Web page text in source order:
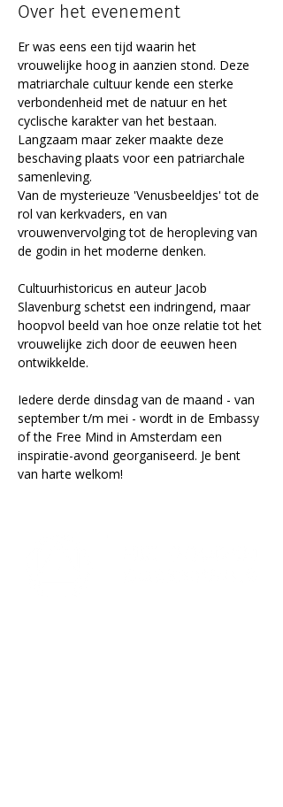
Over het evenement
Er was eens een tijd waarin het
vrouwelijke hoog in aanzien stond. Deze
matriarchale cultuur kende een sterke
verbondenheid met de natuur en het
cyclische karakter van het bestaan.
Langzaam maar zeker maakte deze
beschaving plaats voor een patriarchale
samenleving.
Van de mysterieuze 'Venusbeeldjes' tot de
rol van kerkvaders, en van
vrouwenvervolging tot de heropleving van
de godin in het moderne denken.
Cultuurhistoricus en auteur Jacob
Slavenburg schetst een indringend, maar
hoopvol beeld van hoe onze relatie tot het
vrouwelijke zich door de eeuwen heen
ontwikkelde.
​Iedere derde dinsdag van de maand - van
september t/m mei - wordt in de Embassy
of the Free Mind in Amsterdam een
inspiratie-avond georganiseerd. Je bent
van harte welkom!